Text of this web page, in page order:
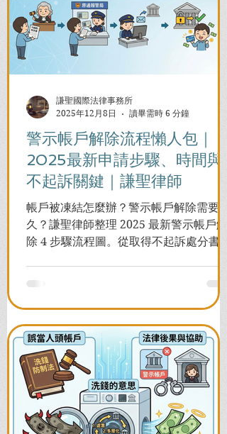
警示帳戶解除流程懶人包｜
2025最新申請步驟、時間與
不起訴關鍵｜謙聖律師
帳戶被凍結怎麼辦？警示帳戶解除需要多
久？謙聖律師整理 2025 最新警示帳戶解
除 4 步驟流程圖。從取得不起訴處分書到
謙聖國際法律事務所
2025年12月8日
讀畢需時 6 分鐘